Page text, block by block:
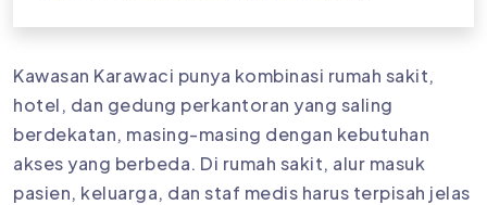
Kawasan Karawaci punya kombinasi rumah sakit,
hotel, dan gedung perkantoran yang saling
berdekatan, masing-masing dengan kebutuhan
akses yang berbeda. Di rumah sakit, alur masuk
pasien, keluarga, dan staf medis harus terpisah jelas